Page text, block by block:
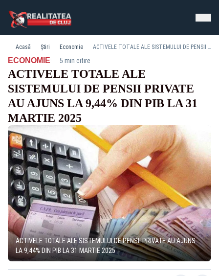
Acasă Știri Economie ACTIVELE TOTALE ALE SISTEMULUI DE PENSII PRIVATE AU AJUNS LA 9,44% DIN PIB LA 31 MARTIE 2025
ECONOMIE· 5 min citire
ACTIVELE TOTALE ALE
SISTEMULUI DE PENSII PRIVATE
AU AJUNS LA 9,44% DIN PIB LA 31
MARTIE 2025
ACTIVELE TOTALE ALE SISTEMULUI DE PENSII PRIVATE AU AJUNS
LA 9,44% DIN PIB LA 31 MARTIE 2025